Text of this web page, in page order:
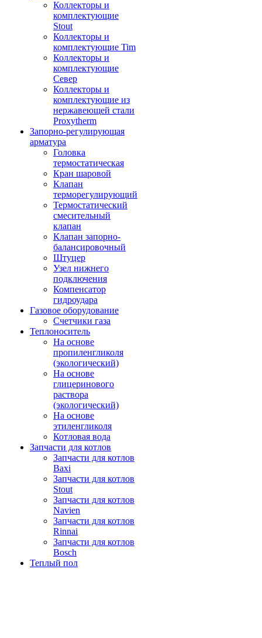
Коллекторы и
комплектующие
Stout
Коллекторы и
комплектующие Tim
Коллекторы и
комплектующие
Север
Коллекторы и
комплектующие из
нержавеющей стали
Proxytherm
Запорно-регулирующая
арматура
Головка
термостатическая
Кран шаровой
Клапан
терморегулирующий
Термостатический
смесительный
клапан
Клапан запорно-
балансировочный
Штуцер
Узел нижнего
подключения
Компенсатор
гидроудара
Газовое оборудование
Счетчики газа
Теплоноситель
На основе
пропиленгликоля
(экологический)
На основе
глицеринового
раствора
(экологический)
На основе
этиленгликоля
Котловая вода
Запчасти для котлов
Запчасти для котлов
Baxi
Запчасти для котлов
Stout
Запчасти для котлов
Navien
Запчасти для котлов
Rinnai
Запчасти для котлов
Bosch
Теплый пол